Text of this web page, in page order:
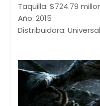
Taquilla: $724.79
Año: 2015
Distribuidora: